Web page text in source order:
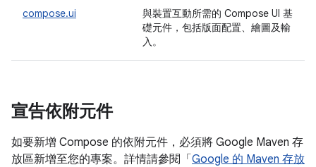
compose.ui
與裝置互動所需的 Compose UI 基
礎元件，包括版面配置、繪圖及輸
入。
宣告依附元件
如要新增 Compose 的依附元件，必須將 Google Maven 存
放區新增至您的專案。詳情請參閱「 Google 的 Maven 存放